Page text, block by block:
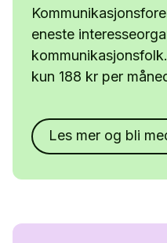
eneste
kun 188 kr per
Les mer og bli